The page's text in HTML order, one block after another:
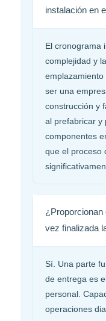
instalación en
El cronograma
complejidad y
ser una
construcción y
al prefabricar y
componentes
que el proceso
¿Proporcionan
vez finalizada
Sí. Una parte
de entrega es
personal.
operaciones